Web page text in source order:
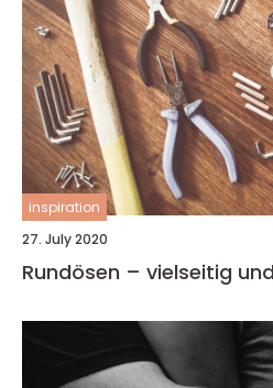
inspiration
27. July 2020
Rundösen – vielseitig